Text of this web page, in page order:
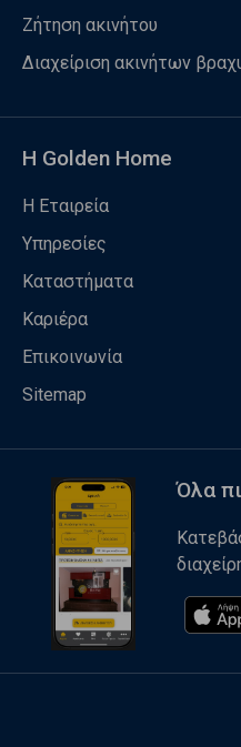
Ζήτηση ακινήτου
Διαχείριση ακινήτων
Η Golden Home
Η Εταιρεία
Υπηρεσίες
Καταστήματα
Καριέρα
Επικοινωνία
Sitemap
Όλα